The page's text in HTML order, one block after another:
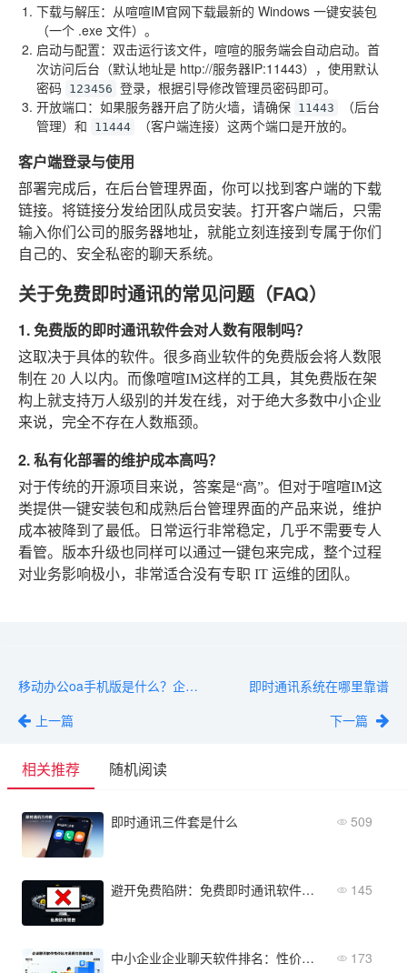
下载与解压：从喧喧IM官网下载最新的 Windows 一键安装包
（一个 .exe 文件）。
启动与配置：双击运行该文件，喧喧的服务端会自动启动。首
次访问后台（默认地址是 http://服务器IP:11443），使用默认
密码 123456 登录，根据引导修改管理员密码即可。
开放端口：如果服务器开启了防火墙，请确保 11443
（后台
管理）和
11444 （客户端连接）这两个端口是开放的。
客户端登录与使用
部署完成后，在后台管理界面，你可以找到客户端的下载
链接。将链接分发给团队成员安装。打开客户端后，只需
输入你们公司的服务器地址，就能立刻连接到专属于你们
自己的、安全私密的聊天系统。
关于免费即时通讯的常见问题（FAQ）
1. 免费版的即时通讯软件会对人数有限制吗？
这取决于具体的软件。很多商业软件的免费版会将人数限
制在 20 人以内。而像喧喧IM这样的工具，其免费版在架
构上就支持万人级别的并发在线，对于绝大多数中小企业
来说，完全不存在人数瓶颈。
2. 私有化部署的维护成本高吗？
对于传统的开源项目来说，答案是“高”。但对于喧喧IM这
类提供一键安装包和成熟后台管理界面的产品来说，维护
成本被降到了最低。日常运行非常稳定，几乎不需要专人
看管。版本升级也同样可以通过一键包来完成，整个过程
对业务影响极小，非常适合没有专职 IT 运维的团队。
移动办公oa手机版是什么？企业高效协作的核心定义
上一篇
即时通讯系统在哪里靠谱
下一篇
相关推荐 随机阅读
即时通讯三件套是什么 509
避开免费陷阱：免费即时通讯软件的隐藏收费项目清单 145
中小企业企业聊天软件排名：性价比与易用性双维度 173